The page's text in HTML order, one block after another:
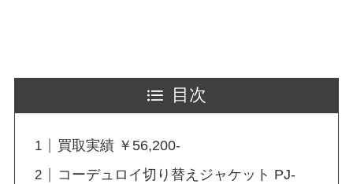
目次
買取実績 ￥56,200-
コーデュロイ切り替えジャケット PJ-